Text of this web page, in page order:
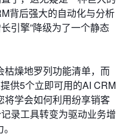
背后强大的自动化与分析
引擎”降级为了一个静态
枯燥地罗列功能清单，而
供5个立即可用的AI CRM
将学会如何利用纷享销客
录工具转变为驱动业务增